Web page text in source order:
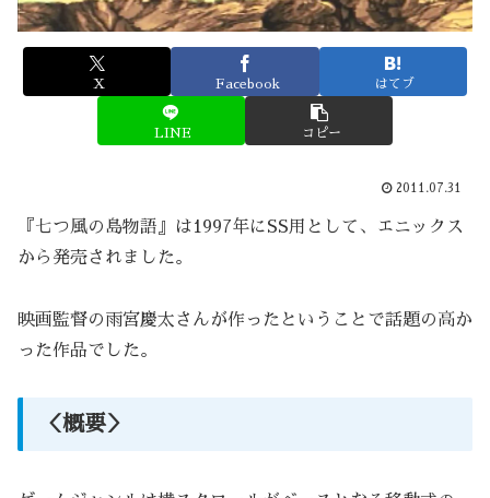
X Facebook はてブ
LINE コピー
2011.07.31
『七つ風の島物語』は1997年にSS用として、エニックス
から発売されました。
映画監督の雨宮慶太さんが作ったということで話題の高か
った作品でした。
＜概要＞